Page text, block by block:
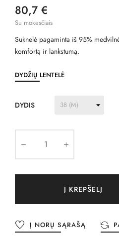
80,7 €
Su mokesčiais
Suknelė pagaminta iš 95%
komfortą ir lankstumą.
DYDŽIŲ LENTELĖ
DYDIS
Į KREPŠELĮ
Į NORŲ SĄRAŠĄ